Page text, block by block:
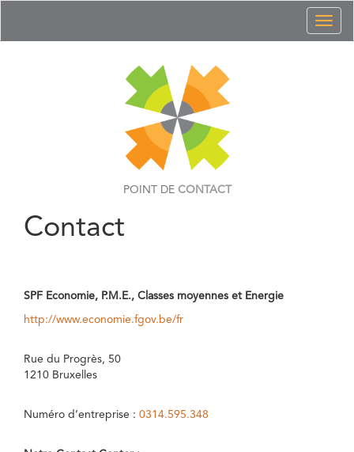
POINT DE CONTACT
Contact
SPF Economie, P.M.E., Classes moyennes et Energie
http://www.economie.fgov.be/fr
Rue du Progrès, 50
1210 Bruxelles
Numéro d’entreprise : 0314.595.348